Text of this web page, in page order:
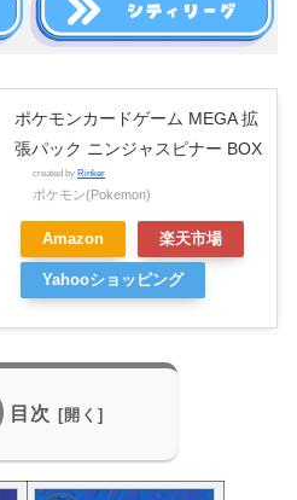
ポケモンカードゲーム MEGA 拡
張パック ニンジャスピナー BOX
created by Rinker
ポケモン(Pokemon)
Amazon 楽天市場
Yahooショッピング
目次